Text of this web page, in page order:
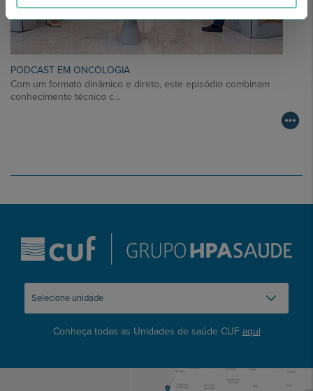
PODCAST EM ONCOLOGIA
Com um formato dinâmico e direto, este episódio combinam
conhecimento técnico c…
Conheça todas as Unidades de saúde CUF aqui